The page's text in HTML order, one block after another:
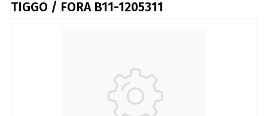
TIGGO / FORA B11-1205311